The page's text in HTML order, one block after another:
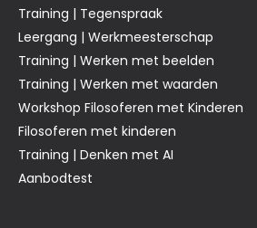
Training | Tegenspraak
Leergang | Werkmeesterschap
Training | Werken met beelden
Training | Werken met waarden
Workshop Filosoferen met Kinderen
Filosoferen met kinderen
Training | Denken met AI
Aanbodtest